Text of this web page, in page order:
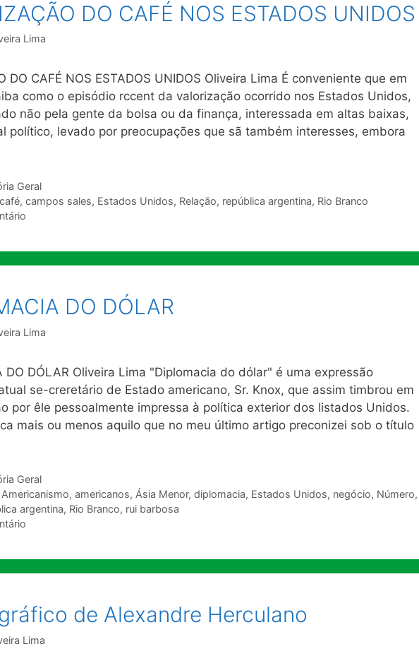
DO CAFÉ NOS ESTADOS UNIDOS
Lima
DO CAFÉ NOS ESTADOS UNIDOS Oliveira Lima É conveniente que em
como o episódio rccent da valorização ocorrido nos Estados Unidos,
não pela gente da bolsa ou da finança, interessada em altas baixas,
político, levado por preocupações que sã também interesses, embora
Geral
café, campos sales, Estados Unidos, Relação, república argentina, Rio Branco
DO DÓLAR
Lima
DO DÓLAR Oliveira Lima "Diplomacia do dólar" é uma expressão
se-creretário de Estado americano, Sr. Knox, que assim timbrou em
por êle pessoalmente impressa à política exterior dos listados Unidos.
mais ou menos aquilo que no meu último artigo preconizei sob o título
Geral
Americanismo, americanos, Ásia Menor, diplomacia, Estados Unidos, negócio, Número,
argentina, Rio Branco, rui barbosa
de Alexandre Herculano
Lima